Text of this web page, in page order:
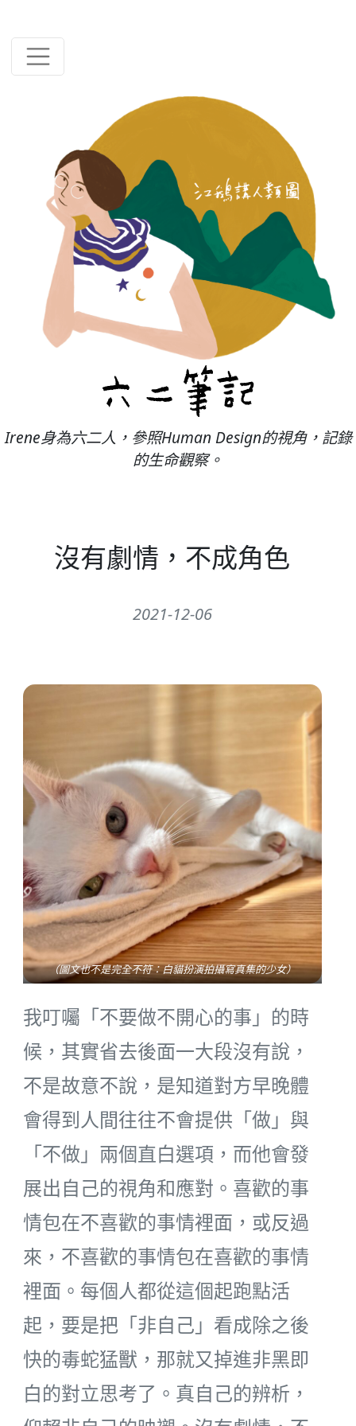
Irene身為六二人，參照Human Design的視角，記錄
的生命觀察。
沒有劇情，不成角色
2021-12-06
（圖文也不是完全不符：白貓扮演拍攝寫真集的少女）
我叮囑「不要做不開心的事」的時
候，其實省去後面一大段沒有說，
不是故意不說，是知道對方早晚體
會得到人間往往不會提供「做」與
「不做」兩個直白選項，而他會發
展出自己的視角和應對。喜歡的事
情包在不喜歡的事情裡面，或反過
來，不喜歡的事情包在喜歡的事情
裡面。每個人都從這個起跑點活
起，要是把「非自己」看成除之後
快的毒蛇猛獸，那就又掉進非黑即
白的對立思考了。真自己的辨析，